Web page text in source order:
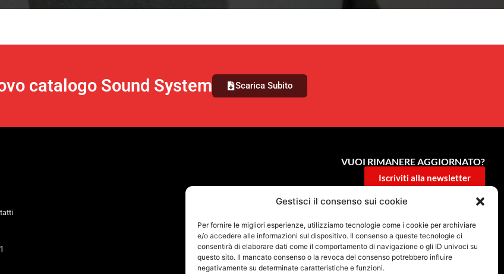
Gestisci il consenso sui cookie
Per fornire le migliori esperienze, utilizziamo tecnologie come i cookie per archiviare
e/o accedere alle informazioni sul dispositivo. Il consenso a queste tecnologie ci
consentirà di elaborare dati come il comportamento di navigazione o gli ID univoci su
questo sito. Il mancato consenso o la revoca del consenso potrebbero influire
negativamente su determinate caratteristiche e funzioni.
catalogo Sound System Scarica Subito
VUOI RIMANERE AGGIORNATO?
Iscriviti alla newsletter
SEGUICI SUI NOSTRI SOCIAL